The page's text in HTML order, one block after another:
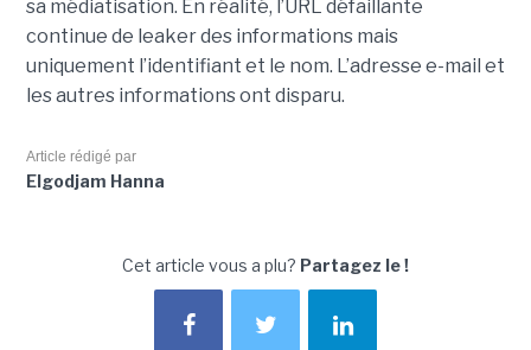
sa médiatisation. En réalité, l’URL défaillante
continue de leaker des informations mais
uniquement l’identifiant et le nom. L’adresse e-mail et
les autres informations ont disparu.
Article rédigé par
Elgodjam Hanna
Cet article vous a plu? Partagez le !